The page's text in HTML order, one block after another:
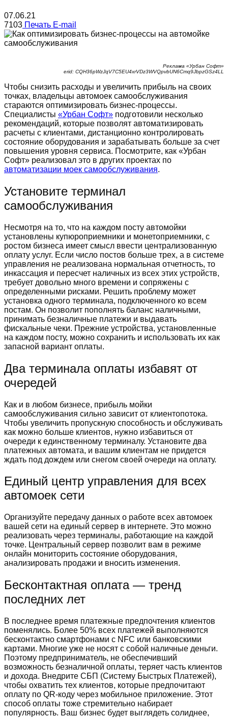
07.06.21
7103 Печать E-mail
Реклама «Урбан Софт»
erid: CQH36pWzJqV7C5EU4xrVDz3WVQpvbUN6Cmq9JbpzGSz4LL
Чтобы снизить расходы и увеличить прибыль на своих
точках, владельцы автомоек самообслуживания
стараются оптимизировать бизнес-процессы.
Специалисты «Урбан Софт» подготовили несколько
рекомендаций, которые позволят автоматизировать
расчеты с клиентами, дистанционно контролировать
состояние оборудования и зарабатывать больше за счет
повышения уровня сервиса. Посмотрите, как «Урбан
Софт» реализовал это в других проектах по
автоматизации моек самообслуживания.
Установите терминал
самообслуживания
Несмотря на то, что на каждом посту автомойки
установлены купюроприемники и монетоприемники, с
ростом бизнеса имеет смысл ввести централизованную
оплату услуг. Если число постов больше трех, а в системе
управления не реализована нормальная отчетность, то
инкассация и пересчет наличных из всех этих устройств,
требует довольно много времени и сопряжены с
определенными рисками. Решить проблему может
установка одного терминала, подключенного ко всем
постам. Он позволит пополнять баланс наличными,
принимать безналичные платежи и выдавать
фискальные чеки. Прежние устройства, установленные
на каждом посту, можно сохранить и использовать их как
запасной вариант оплаты.
Два терминала оплаты избавят от
очередей
Как и в любом бизнесе, прибыль мойки
самообслуживания сильно зависит от клиентопотока.
Чтобы увеличить пропускную способность и обслуживать
как можно больше клиентов, нужно избавиться от
очереди к единственному терминалу. Установите два
платежных автомата, и вашим клиентам не придется
ждать под дождем или снегом своей очереди на оплату.
Единый центр управления для всех
автомоек сети
Организуйте передачу данных о работе всех автомоек
вашей сети на единый сервер в интернете. Это можно
реализовать через терминалы, работающие на каждой
точке. Центральный сервер позволит вам в режиме
онлайн мониторить состояние оборудования,
анализировать продажи и вносить изменения.
Бесконтактная оплата — тренд
последних лет
В последнее время платежные предпочтения клиентов
поменялись. Более 50% всех платежей выполняются
бесконтактно смартфонами с NFC или банковскими
картами. Многие уже не носят с собой наличные деньги.
Поэтому предприниматель, не обеспечивший
возможность безналичной оплаты, теряет часть клиентов
и дохода. Внедрите СБП (Систему Быстрых Платежей),
чтобы охватить тех клиентов, которые предпочитают
оплату по QR-коду через мобильное приложение. Этот
способ оплаты тоже стремительно набирает
популярность. Ваш бизнес будет выглядеть солиднее,